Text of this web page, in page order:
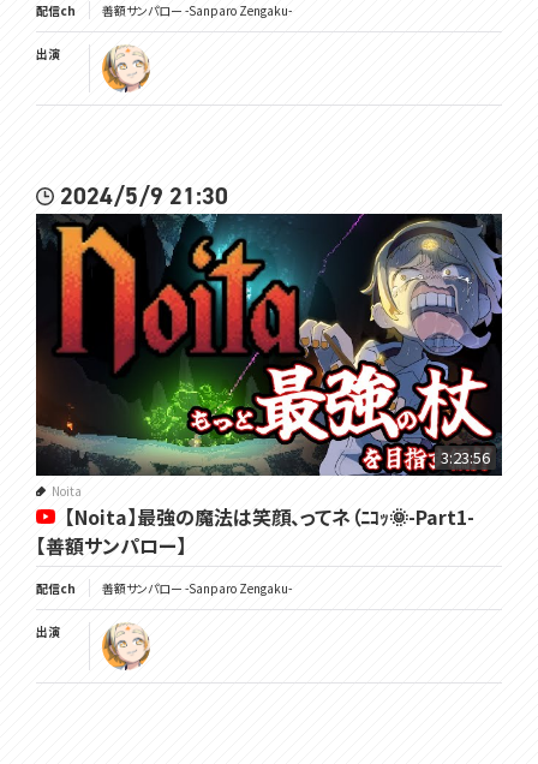
配信ch 善額サンパロー -Sanparo Zengaku-
出演
2024/5/9 21:30
3:23:56
Noita
【Noita】最強の魔法は笑顔、ってネ（ﾆｺｯ🌞-Part1-
【善額サンパロー】
配信ch 善額サンパロー -Sanparo Zengaku-
出演